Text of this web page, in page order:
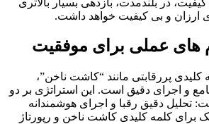
ارزان و بی کیفیت خواهد داشت.
های عملی برای موفقیت
پررقابتی مانند “کاشت ناخن”،
و اجرای دقیق است. این استراتژی بر دو
تحلیل دقیق رقبا و اجرای هوشمندانه
برای کلمه کلیدی کاشت ناخن و رپورتاژ